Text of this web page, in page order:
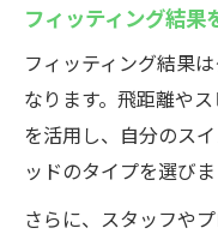
フィッティング結果
フィッティング結果
なります。飛距離や
を活用し、自分のス
ッドのタイプを選びま
さらに、スタッフや